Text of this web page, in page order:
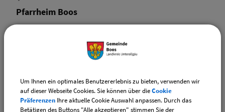
Pfarrheim Boos
Um Ihnen ein optimales Benutzererlebnis zu bieten, verwenden wir
auf dieser Webseite Cookies. Sie können über dieCookie
Präferenzen Ihre aktuelle Cookie Auswahl anpassen. Durch das
Betätigen des Buttons "Alle akzeptieren" stimmen Sie der